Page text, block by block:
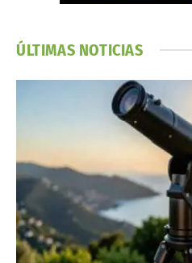
ÚLTIMAS NOTICIAS